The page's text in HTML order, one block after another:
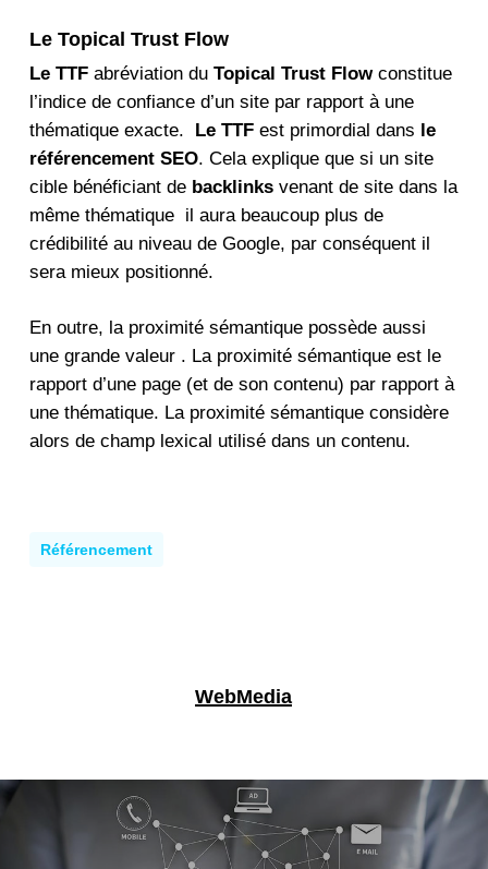
Le Topical Trust Flow
Le TTFabréviation duTopical Trust Flowconstitue
l’indice de confiance d’un site par rapport à une
thématique exacte.
Le TTFest primordial dans le
référencement SEO. Cela explique que si un site
cible bénéficiant de backlinksvenant de site dans la
même thématique il aura beaucoup plus de
crédibilité au niveau de Google, par conséquent il
sera mieux positionné.
En outre, la proximité sémantique possède aussi
une grande valeur . La proximité sémantique est le
rapport d’une page (et de son contenu) par rapport à
une thématique. La proximité sémantique considère
alors de champ lexical utilisé dans un contenu.
Référencement
WebMedia